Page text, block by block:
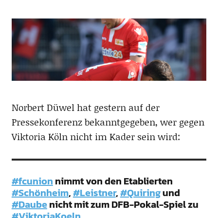
Norbert Düwel hat gestern auf der
Pressekonferenz bekanntgegeben, wer gegen
Viktoria Köln nicht im Kader sein wird:
#fcunionnimmt von den Etablierten
#Schönheim,#Leistner,#Quiringund
#Daubenicht mit zum DFB-Pokal-Spiel zu